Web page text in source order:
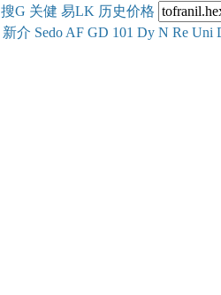
搜G 关健 易LK 历史价格
新介 Sedo AF GD 101 Dy N Re Uni